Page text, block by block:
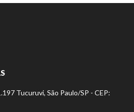
Tucuruvi, São Paulo/SP - CEP: